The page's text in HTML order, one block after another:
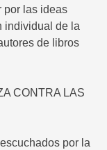
por las ideas
individual de la
de libros
CONTRA LAS
por la